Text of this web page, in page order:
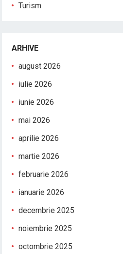
Turism
ARHIVE
august 2026
iulie 2026
iunie 2026
mai 2026
aprilie 2026
martie 2026
februarie 2026
ianuarie 2026
decembrie 2025
noiembrie 2025
octombrie 2025